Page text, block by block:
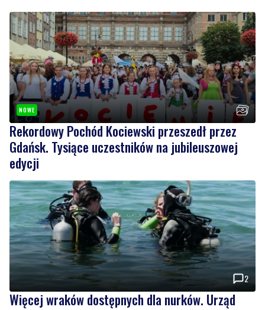
NOWE
Rekordowy Pochód Kociewski przeszedł przez
Gdańsk. Tysiące uczestników na jubileuszowej
edycji
2
Więcej wraków dostępnych dla nurków. Urząd